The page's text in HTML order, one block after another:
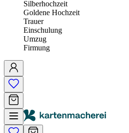
Silberhochzeit
Goldene Hochzeit
Trauer
Einschulung
Umzug
Firmung